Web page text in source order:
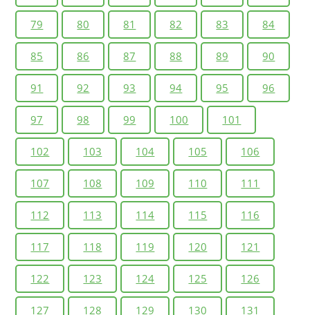
79 80 81 82 83 84
85 86 87 88 89 90
91 92 93 94 95 96
97 98 99 100 101
102 103 104 105 106
107 108 109 110 111
112 113 114 115 116
117 118 119 120 121
122 123 124 125 126
127 128 129 130 131